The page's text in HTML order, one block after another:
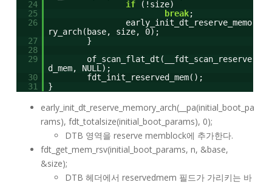
24
if
(!size)
25
break;
26
early_init_dt_reserve_memo
ry_arch(base, size, 0);
27
}
28
29
of_scan_flat_dt(__fdt_scan_reserve
d_mem, NULL);
30
fdt_init_reserved_mem();
31
}
early_init_dt_reserve_memory_arch(__pa(initial_boot_pa
rams), fdt_totalsize(initial_boot_params), 0);
DTB 영역을 reserve memblock에 추가한다.
fdt_get_mem_rsv(initial_boot_params, n, &base,
&size);
DTB 헤더에서 reservedmem 필드가 가리키는 바